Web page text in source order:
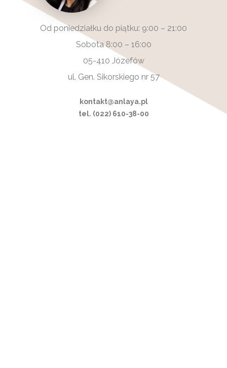
Od poniedziałku do piątku: 9:00 – 21:00
Sobota 8:00 – 16:00
05-410 Józefów
ul. Gen. Sikorskiego nr 57
kontakt@anlaya.pl
tel. (022) 610-38-00